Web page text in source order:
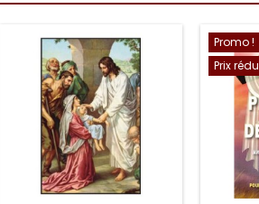
Promo !
Prix